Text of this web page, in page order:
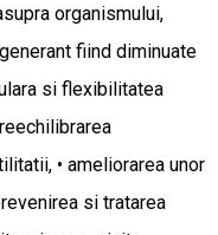
organismului,
fiind diminuate
si flexibilitatea
• ameliorarea unor
si tratarea